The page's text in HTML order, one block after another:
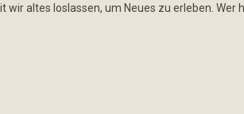
altes loslassen, um Neues zu erleben. Wer